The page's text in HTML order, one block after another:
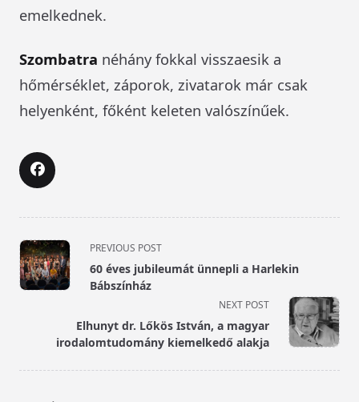
emelkednek.
Szombatra néhány fokkal visszaesik a
hőmérséklet, záporok, zivatarok már csak
helyenként, főként keleten valószínűek.
<span
class="nav-
subtitle
text">Page</span>
PREVIOUS POST
60 éves jubileumát ünnepli a Harlekin
Bábszínház
NEXT POST
Elhunyt dr. Lőkös István, a magyar
irodalomtudomány kiemelkedő alakja